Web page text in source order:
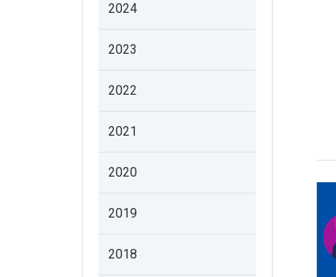
2024
2023
2022
2021
2020
2019
2018